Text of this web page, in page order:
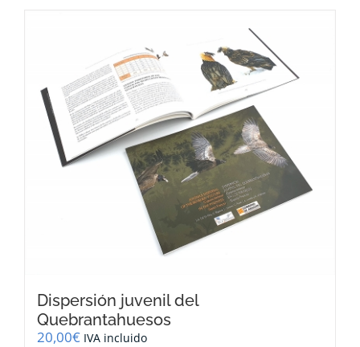
Dispersión juvenil del
Quebrantahuesos
20,00€ IVA incluido